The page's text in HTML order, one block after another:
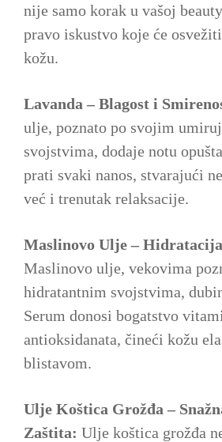
nije samo korak u vašoj
pravo iskustvo koje će
kožu.
Lavanda – Blagost i
ulje, poznato po svojim
svojstvima, dodaje notu
prati svaki nanos, stvarajući
već i trenutak relaksacije.
Maslinovo Ulje –
Maslinovo ulje, vekovima
hidratantnim svojstvima,
Serum donosi bogatstvo
antioksidanata, čineći kožu
blistavom.
Ulje Koštica Grožđa –
Zaštita: Ulje koštica grožđa